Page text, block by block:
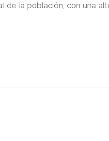
de la población, con una